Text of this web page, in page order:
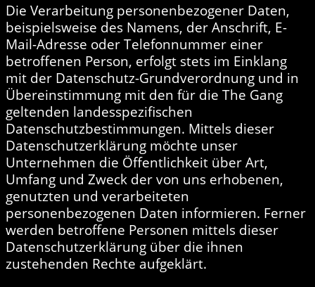
Die Verarbeitung personenbezogener Daten,
beispielsweise des Namens, der Anschrift, E-
Mail-Adresse oder Telefonnummer einer
betroffenen Person, erfolgt stets im Einklang
mit der Datenschutz-Grundverordnung und in
Übereinstimmung mit den für die The Gang
geltenden landesspezifischen
Datenschutzbestimmungen. Mittels dieser
Datenschutzerklärung möchte unser
Unternehmen die Öffentlichkeit über Art,
Umfang und Zweck der von uns erhobenen,
genutzten und verarbeiteten
personenbezogenen Daten informieren. Ferner
werden betroffene Personen mittels dieser
Datenschutzerklärung über die ihnen
zustehenden Rechte aufgeklärt.